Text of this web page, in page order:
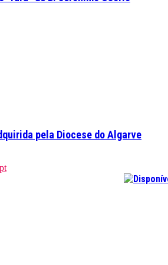
pela Diocese do Algarve